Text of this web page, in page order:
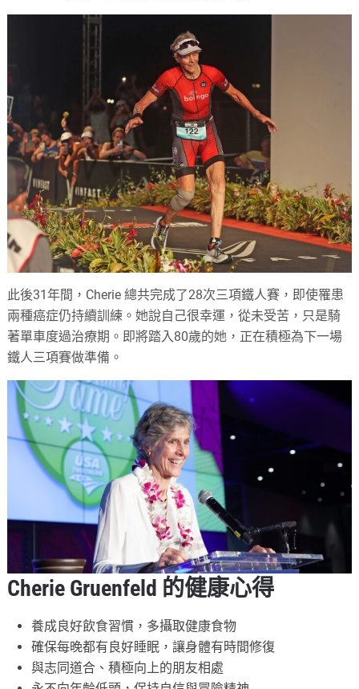
此後31年間，Cherie 總共完成了28次三項鐵人賽，即使罹患
兩種癌症仍持續訓練。她說自己很幸運，從未受苦，只是騎
著單車度過治療期。即將踏入80歲的她，正在積極為下一場
鐵人三項賽做準備。
Cherie Gruenfeld 的健康心得
養成良好飲食習慣，多攝取健康食物
確保每晚都有良好睡眠，讓身體有時間修復
與志同道合、積極向上的朋友相處